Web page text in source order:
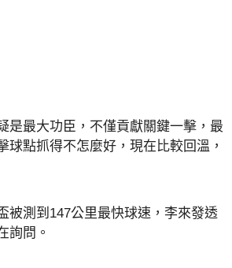
是最大功臣，不僅貢獻關鍵一擊，最
點抓得不怎麼好，現在比較回溫，
被測到147公里最快球速，李來發透
詢問。